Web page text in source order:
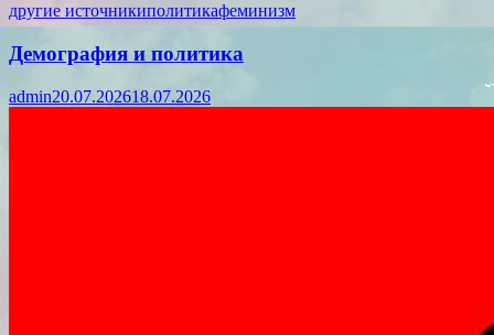
другие источникиполитикафеминизм
Демография и политика
admin20.07.202618.07.2026